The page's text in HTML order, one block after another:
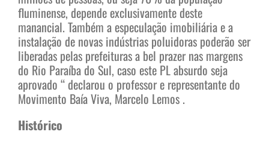
fluminense, depende exclusivamente deste
manancial. Também a especulação imobiliária e a
instalação de novas indústrias poluidoras poderão ser
liberadas pelas prefeituras a bel prazer nas margens
do Rio Paraíba do Sul, caso este PL absurdo seja
aprovado “ declarou o professor e representante do
Movimento Baía Viva, Marcelo Lemos .
Histórico